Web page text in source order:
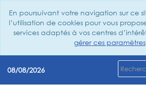
En poursuivant votre navigation sur ce
l’utilisation de cookies pour vous
services adaptés à vos centres
gérer ces paramètres
08/08/2026